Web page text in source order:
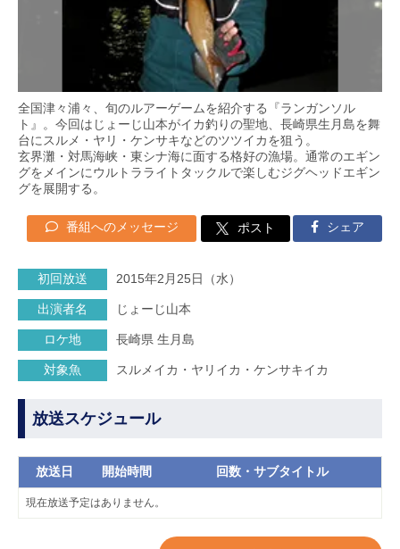
全国津々浦々、旬のルアーゲームを紹介する『ランガンソル
ト』。今回はじょーじ山本がイカ釣りの聖地、長崎県生月島を舞
台にスルメ・ヤリ・ケンサキなどのツツイカを狙う。
玄界灘・対馬海峡・東シナ海に面する格好の漁場。通常のエギン
グをメインにウルトラライトタックルで楽しむジグヘッドエギン
グを展開する。
番組へのメッセージ ポスト シェア
初回放送 2015年2月25日（水）
出演者名 じょーじ山本
ロケ地 長崎県 生月島
対象魚 スルメイカ・ヤリイカ・ケンサキイカ
放送スケジュール
放送日 開始時間 回数・サブタイトル
現在放送予定はありません。